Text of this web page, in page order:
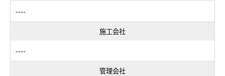
----
施工会社
----
管理会社